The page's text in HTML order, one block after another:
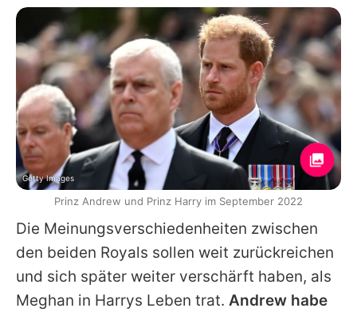
Die Meinungsverschiedenheiten zwischen
den beiden Royals sollen weit zurückreichen
und sich später weiter verschärft haben, als
Meghan in Harrys Leben trat. Andrew habe
Getty Images
Prinz Andrew und Prinz Harry im September 2022